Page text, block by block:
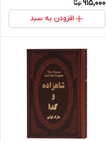
915,000
افزودن به سبد